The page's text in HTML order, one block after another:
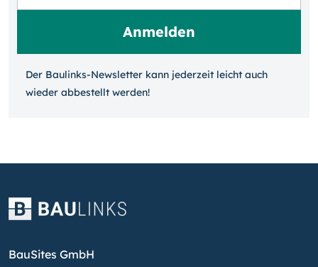
Der Baulinks-Newsletter kann jeder­zeit leicht auch
wieder ab­bestellt werden!
BauSites GmbH